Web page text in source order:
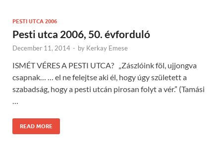
PESTI UTCA 2006
Pesti utca 2006, 50. évforduló
December 11, 2014 - by Kerkay Emese
ISMÉT VÉRES A PESTI UTCA? „Zászlóink föl, ujjongva
csapnak… … el ne felejtse aki él, hogy úgy született a
szabadság, hogy a pesti utcán pirosan folyt a vér.” (Tamási
…
READ MORE